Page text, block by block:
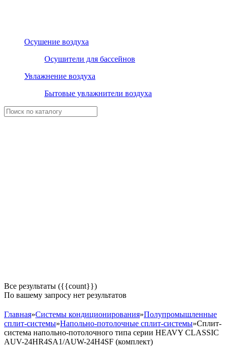
Осушение воздуха
Осушители для бассейнов
Увлажнение воздуха
Бытовые увлажнители воздуха
Все результаты ({{count}})
По вашему запросу нет результатов
Главная»Системы кондиционирования»Полупромышленные
сплит-системы»Напольно-потолочные сплит-системы»Сплит-
система напольно-потолочного типа серии HEAVY CLASSIC
AUV-24HR4SA1/AUW-24H4SF (комплект)